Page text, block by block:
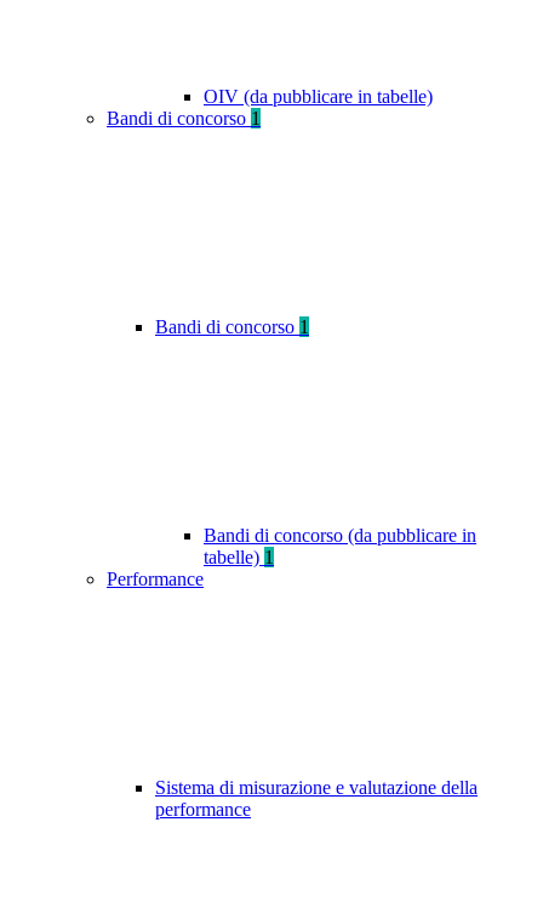
OIV (da pubblicare in tabelle)
Bandi di concorso 1
Bandi di concorso 1
Bandi di concorso (da pubblicare in
tabelle) 1
Performance
Sistema di misurazione e valutazione della
performance